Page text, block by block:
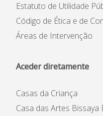
Estatuto de Utilidade
Código de Ética e de
Áreas de Intervenção
Aceder diretamente
Casas da Criança
Casa das Artes Bissaya